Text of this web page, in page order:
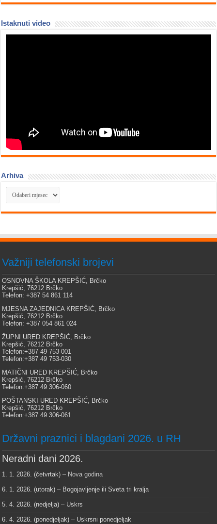
Istaknuti video
Arhiva
Arhiva
Važniji telefonski brojevi
OSNOVNA ŠKOLA KREPŠIĆ, Brčko
Krepšić, 76212 Brčko
Telefon: +387 54 861 114
MJESNA ZAJEDNICA KREPŠIĆ, Brčko
Krepšić, 76212 Brčko
Telefon: +387 054 861 024
ŽUPNI URED KREPŠIĆ, Brčko
Krepšić, 76212 Brčko
Telefon:+387 49 753-001
Telefon:+387 49 753-030
MATIČNI URED KREPŠIĆ, Brčko
Krepšić, 76212 Brčko
Telefon:+387 49 306-060
POŠTANSKI URED KREPŠIĆ, Brčko
Krepšić, 76212 Brčko
Telefon:+387 49 306-061
Državni praznici i blagdani 2026. u RH
Neradni dani 2026.
1. 1. 2026. (četvrtak) – Nova godina
6. 1. 2026. (utorak) – Bogojavljenje ili Sveta tri kralja
5. 4. 2026. (nedjelja) – Uskrs
6. 4. 2026. (ponedjeljak) – Uskrsni ponedjeljak